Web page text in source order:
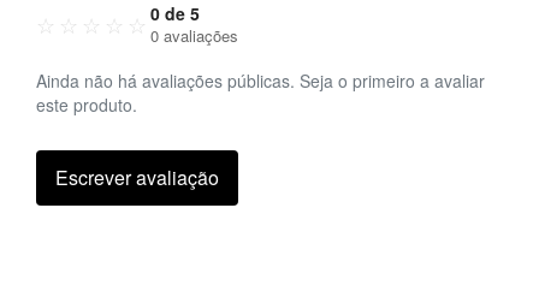
☆ ☆ ☆ ☆ ☆ 0 de 5
0 avaliações
Ainda não há avaliações públicas. Seja o primeiro a avaliar
este produto.
Escrever avaliação